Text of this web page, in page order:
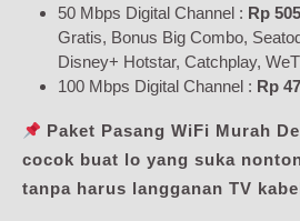
50 Mbps Digital Channel : Rp
Gratis, Bonus Big Combo,
Disney+ Hotstar, Catchplay,
100 Mbps Digital Channel : Rp
Paket Pasang WiFi Murah
cocok buat lo yang suka
tanpa harus langganan TV